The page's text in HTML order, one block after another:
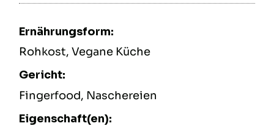
Ernährungsform:
Rohkost, Vegane Küche
Gericht:
Fingerfood, Naschereien
Eigenschaft(en):